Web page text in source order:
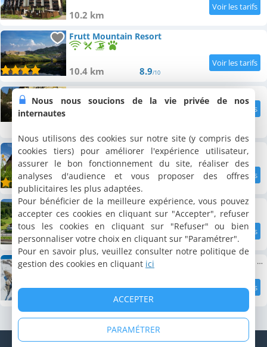
10.2 km
Frutt Mountain Resort
10.4 km 8.9/10
Hotel Go-In
Hotel Sörenberg
11.2 km
Landgasthof Zollhaus
11.5 km 8.4/10
Berggasthaus First - Only Accessible by Cable Car
8.7/10
© Copyright 1998 - 2026 Cybevasion
Nous nous soucions de la vie privée de nos
internautes
Nous utilisons des cookies sur notre site (y compris des
cookies tiers) pour améliorer l'expérience utilisateur,
assurer le bon fonctionnement du site, réaliser des
analyses d'audience et vous proposer des offres
publicitaires les plus adaptées.
Pour bénéficier de la meilleure expérience, vous pouvez
accepter ces cookies en cliquant sur "Accepter", refuser
tous les cookies en cliquant sur "Refuser" ou bien
personnaliser votre choix en cliquant sur "Paramétrer".
Pour en savoir plus, veuillez consulter notre politique de
gestion des cookies en cliquant ici
ACCEPTER
PARAMÉTRER